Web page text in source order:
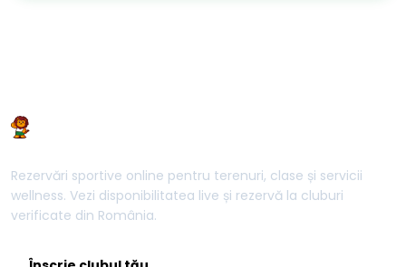
Rezervări sportive online pentru terenuri, clase și servicii
wellness. Vezi disponibilitatea live și rezervă la cluburi
verificate din România.